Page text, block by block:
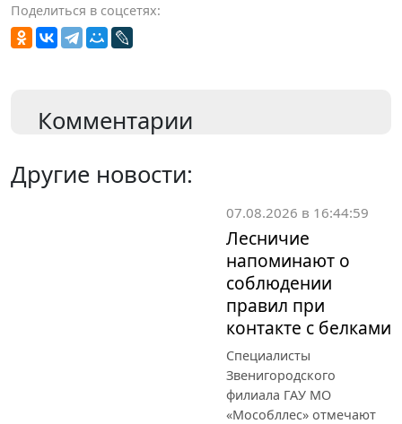
Поделиться в соцсетях:
Комментарии
Другие новости:
07.08.2026 в 16:44:59
Лесничие
напоминают о
соблюдении
правил при
контакте с белками
Специалисты
Звенигородского
филиала ГАУ МО
«Мособллес» отмечают